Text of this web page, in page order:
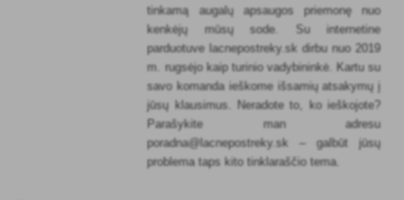
tinkamą augalų apsaugos priemonę nuo
kenkėjų mūsų sode. Su internetine
parduotuve lacnepostreky.sk dirbu nuo 2019
m. rugsėjo kaip turinio vadybininkė. Kartu su
savo komanda ieškome išsamių atsakymų į
jūsų klausimus. Neradote to, ko ieškojote?
Parašykite man adresu
poradna@lacnepostreky.sk – galbūt jūsų
problema taps kito tinklaraščio tema.